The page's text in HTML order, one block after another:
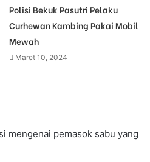
Polisi Bekuk Pasutri Pelaku
Curhewan Kambing Pakai Mobil
Mewah
Maret 10, 2024
mengenai pemasok sabu yang